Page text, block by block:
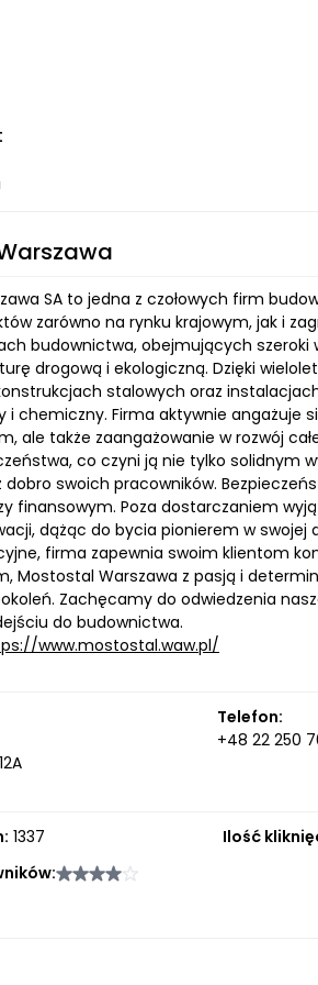
SA to jedna z czołowych firm
zarówno na rynku krajowym, jak i
budownictwa, obejmujących szeroki
drogową i ekologiczną. Dzięki
stalowych oraz
chemiczny. Firma aktywnie angażuje
ale także zaangażowanie w rozwój
co czyni ją nie tylko solidnym
dobro swoich pracowników.
finansowym. Poza dostarczaniem
dążąc do bycia pionierem w
firma zapewnia swoim klientom
Mostostal Warszawa z pasją i
Zachęcamy do odwiedzenia
do budownictwa.
www.mostostal.waw.pl/
Telefon:
+48 22 250
1337 Ilość